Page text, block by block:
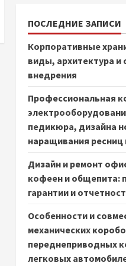
ПОСЛЕДНИЕ ЗАПИСИ
Корпоративные
виды, архитектура и
внедрения
Профессиональная
педикюра, дизайна
наращивания ресниц
Дизайн и ремонт
кофеен и общепита:
гарантии и
Особенности и
механических
переднеприводных
легковых